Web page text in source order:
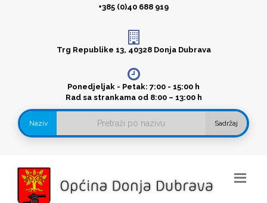
+385 (0)40 688 919
Trg Republike 13, 40328 Donja Dubrava
Ponedjeljak - Petak: 7:00 - 15:00 h
Rad sa strankama od 8:00 – 13:00 h
Naziv Sadržaj